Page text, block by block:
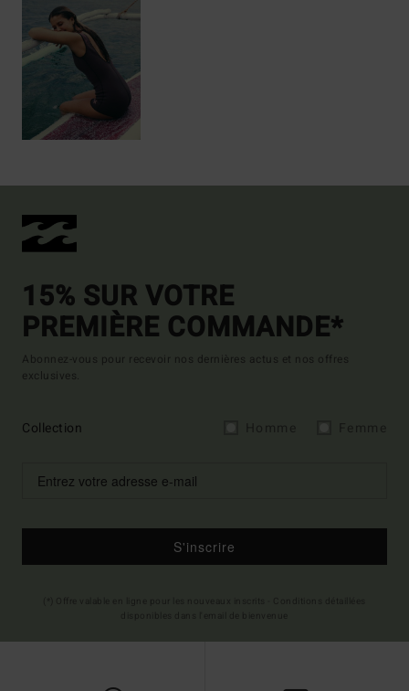
15% SUR VOTRE
PREMIÈRE COMMANDE*
Abonnez-vous pour recevoir nos dernières actus et nos offres
exclusives.
Collection
S'inscrire